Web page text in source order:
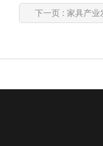
下一页 : 家具产业发